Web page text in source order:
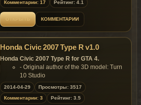
Universe.Ucoz .ru!sites until 06.02.2012 !
~ GTAMANIA EXCLUSIVE ~
Комментарии: 17 Рейтинг: 4.1
ОТКРЫТЬ КОММЕНТАРИИ
Honda Civic 2007 Type R v1.0
Honda Civic 2007 Type R for GTA 4.
- Original author of the 3D model: Turn
10 Studio
- Converted to GTA4 by: Arti9609
- Author Email: arti9609@yandex.ru
- Alikpn: detais
2014-04-29
Просмотры: 3517
Комментарии: 3
Рейтинг: 3.5